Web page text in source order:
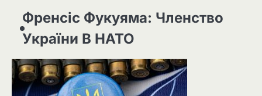
Френсіс Фукуяма: Членство
України В НАТО